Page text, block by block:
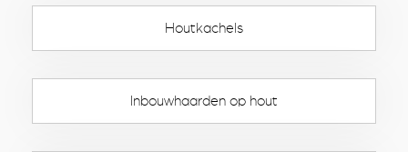
Houtkachels
Inbouwhaarden op hout